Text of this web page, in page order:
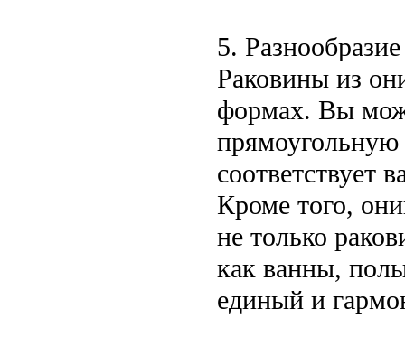
5.
Раковины из
формах. Вы
прямоугольную
соответствует
Кроме того,
не только
как ванны,
единый и